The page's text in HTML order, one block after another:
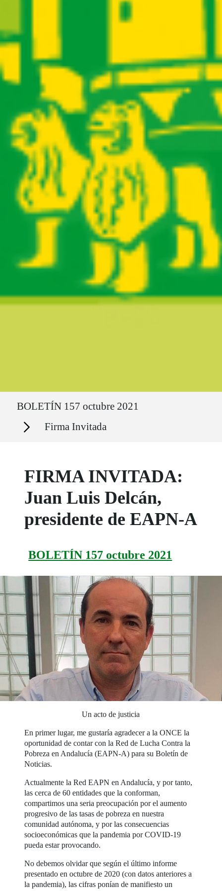
BOLETÍN 157 octubre 2021
Secciones Firma Invitada
FIRMA INVITADA:
Juan Luis Delcán,
presidente de EAPN-A
BOLETÍN 157 octubre 2021
Un acto de justicia
En primer lugar, me gustaría agradecer a la ONCE la
oportunidad de contar con la Red de Lucha Contra la
Pobreza en Andalucía (EAPN-A) para su Boletín de
Noticias.
Actualmente la Red EAPN en Andalucía, y por tanto,
las cerca de 60 entidades que la conforman,
compartimos una seria preocupación por el aumento
progresivo de las tasas de pobreza en nuestra
comunidad autónoma, y por las consecuencias
socioeconómicas que la pandemia por COVID-19
pueda estar provocando.
No debemos olvidar que según el último informe
presentado en octubre de 2020 (con datos anteriores a
la pandemia), las cifras ponían de manifiesto un